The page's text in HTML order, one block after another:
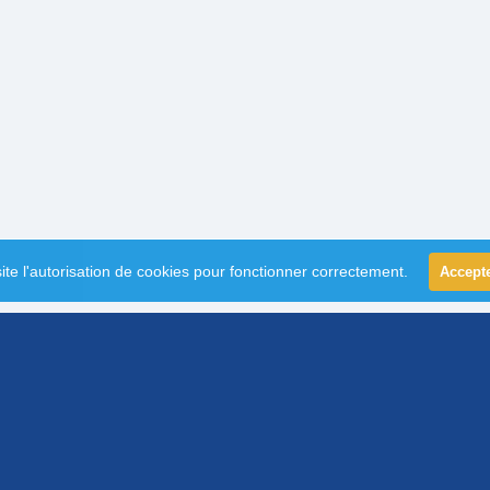
l'autorisation de cookies pour fonctionner correctement.